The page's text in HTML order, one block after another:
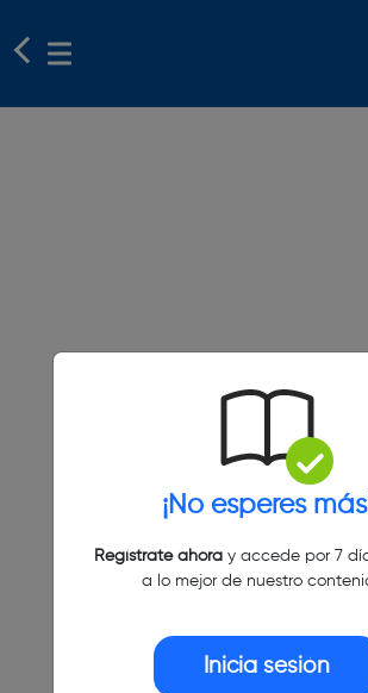
¡No esperes
Regístrate ahoray accede por 7
a lo mejor de nuestro
Inicia sesión